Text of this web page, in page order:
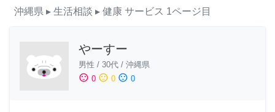
沖縄県 ▸ 生活相談 ▸ 健康 サービス 1ページ目
やーすー
男性 / 30代 / 沖縄県
sentiment_satisfied 0 sentiment_neutral 0 sentiment_dissatisfied 0